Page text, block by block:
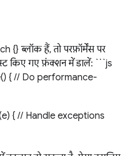
ब्लॉक हैं, तो परफ़ॉर्मेंस पर
किए गए फ़ंक्शन में डालें: ```js
{ // Do performance-
{ // Handle exceptions